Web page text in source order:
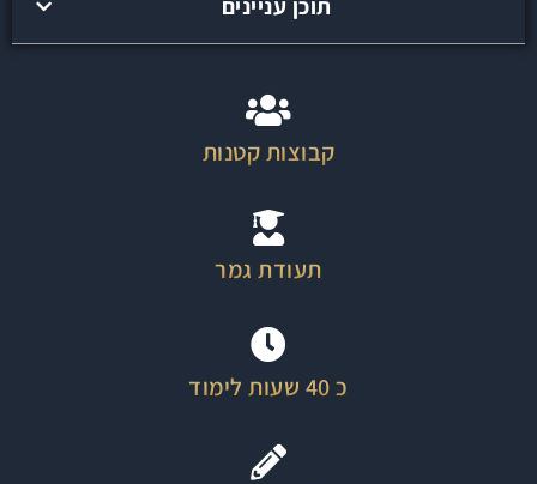
תוכן עניינים
קבוצות קטנות
תעודת גמר
כ 40 שעות לימוד